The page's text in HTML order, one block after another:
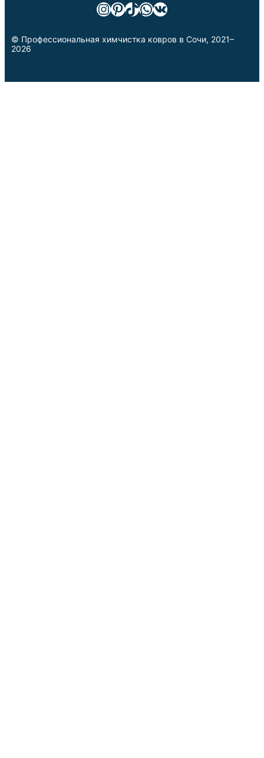
Instagram
Pinterest
TikTok
WhatsApp
ВКонтакте
© Профессиональная химчистка ковров в Сочи, 2021–
2026